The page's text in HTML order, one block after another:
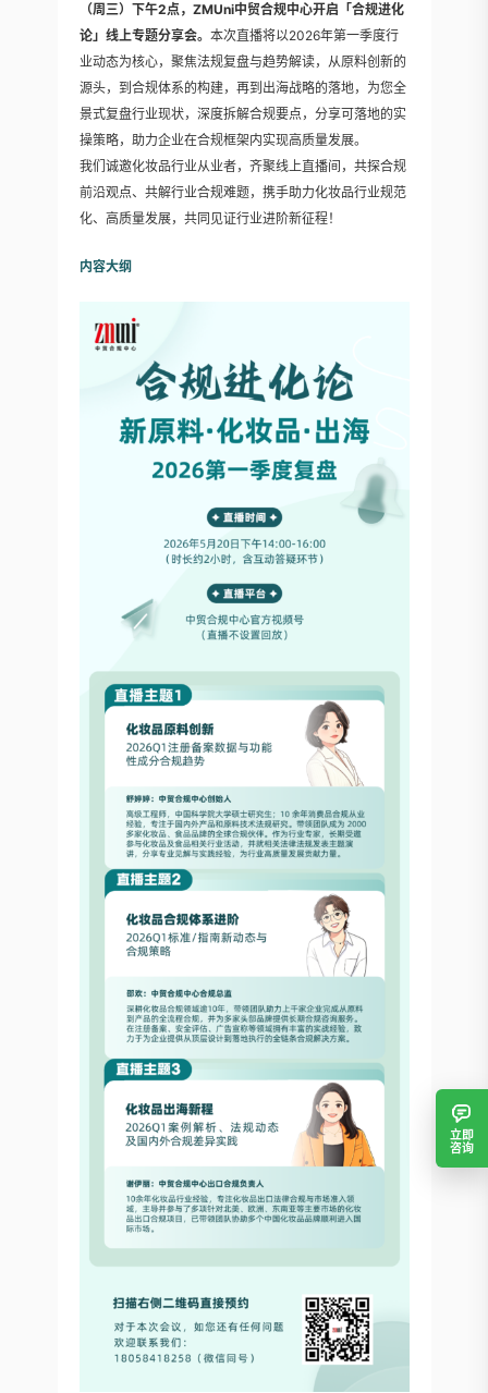
（周三）下午2点，ZMUni中贸合规中心开启「合规进化
论」线上专题分享会。 本次直播将以2026年第一季度行
业动态为核心，聚焦法规复盘与趋势解读，从原料创新的
源头，到合规体系的构建，再到出海战略的落地，为您全
景式复盘行业现状，深度拆解合规要点，分享可落地的实
操策略，助力企业在合规框架内实现高质量发展。
我们诚邀化妆品行业从业者，齐聚线上直播间，共探合规
前沿观点、共解行业合规难题，携手助力化妆品行业规范
化、高质量发展，共同见证行业进阶新征程！
内容大纲
立即
咨询